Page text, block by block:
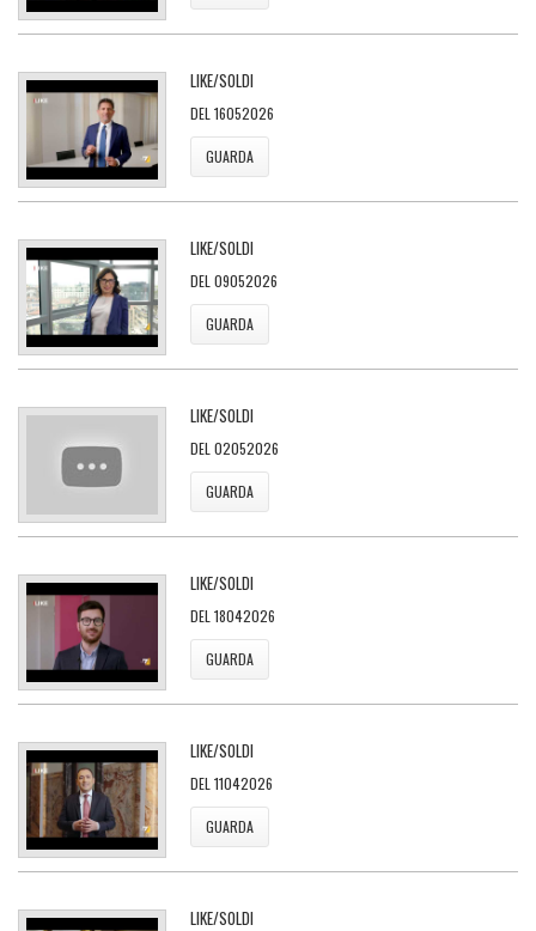
LIKE/SOLDI
DEL 16052026
GUARDA
LIKE/SOLDI
DEL 09052026
GUARDA
LIKE/SOLDI
DEL 02052026
GUARDA
LIKE/SOLDI
DEL 18042026
GUARDA
LIKE/SOLDI
DEL 11042026
GUARDA
LIKE/SOLDI